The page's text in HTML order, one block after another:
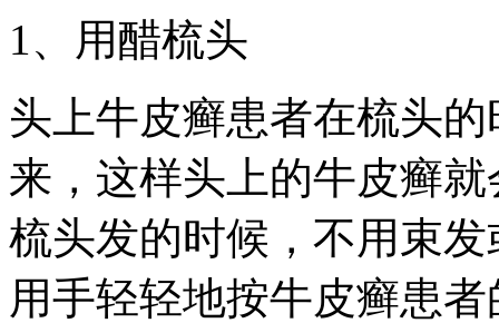
1、用醋梳头
头上牛皮癣患者在梳头
来，这样头上的牛皮癣
梳头发的时候，不用束
用手轻轻地按牛皮癣患